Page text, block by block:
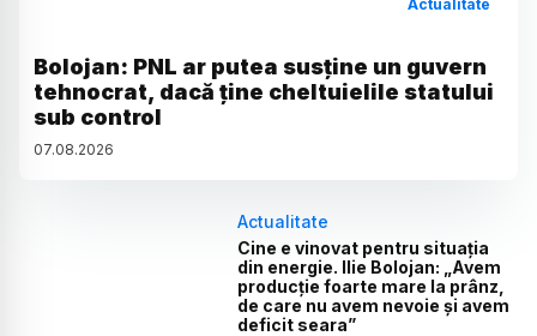
Actualitate
Bolojan: PNL ar putea susține un guvern
tehnocrat, dacă ține cheltuielile statului
sub control
07.08.2026
Actualitate
Cine e vinovat pentru situația
din energie. Ilie Bolojan: „Avem
producție foarte mare la prânz,
de care nu avem nevoie și avem
deficit seara”